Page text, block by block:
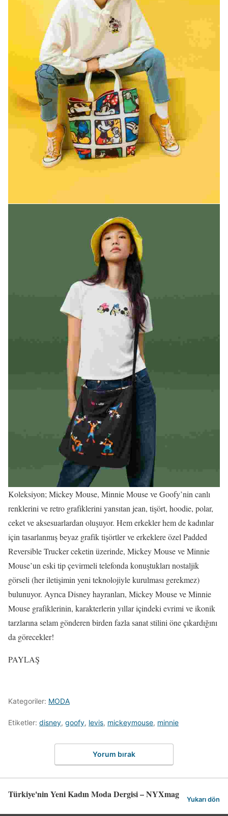
Koleksiyon; Mickey Mouse, Minnie Mouse ve Goofy’nin canlı
renklerini ve retro grafiklerini yansıtan jean, tişört, hoodie, polar,
ceket ve aksesuarlardan oluşuyor. Hem erkekler hem de kadınlar
için tasarlanmış beyaz grafik tişörtler ve erkeklere özel Padded
Reversible Trucker ceketin üzerinde, Mickey Mouse ve Minnie
Mouse’un eski tip çevirmeli telefonda konuştukları nostaljik
görseli (her iletişimin yeni teknolojiyle kurulması gerekmez)
bulunuyor. Ayrıca Disney hayranları, Mickey Mouse ve Minnie
Mouse grafiklerinin, karakterlerin yıllar içindeki evrimi ve ikonik
tarzlarına selam gönderen birden fazla sanat stilini öne çıkardığını
da görecekler!
PAYLAŞ
Kategoriler: MODA
Etiketler: disney, goofy, levis, mickeymouse, minnie
Yorum bırak
Türkiye'nin Yeni Kadın Moda Dergisi – NYXmag Yukarı dön